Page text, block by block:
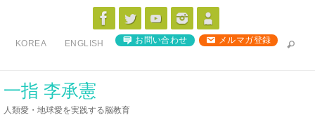
ス
KOREA ENGLISH お問い合わせ メルマガ登録
一指 李承憲
人類愛・地球愛を実践する脳教育